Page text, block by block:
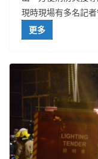
現時現場有多名記
更多